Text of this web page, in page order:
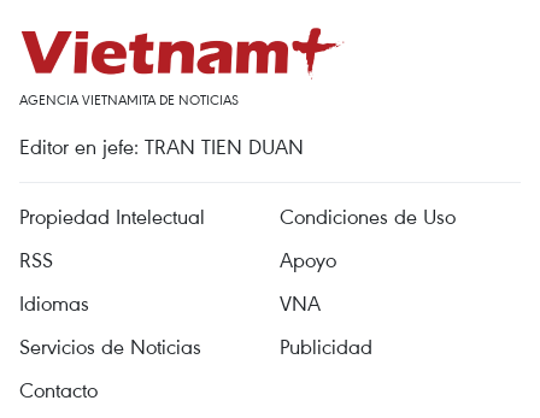
AGENCIA VIETNAMITA DE NOTICIAS
Editor en jefe: TRAN TIEN DUAN
Propiedad Intelectual
Condiciones de Uso
RSS
Apoyo
Idiomas
VNA
Servicios de Noticias
Publicidad
Contacto